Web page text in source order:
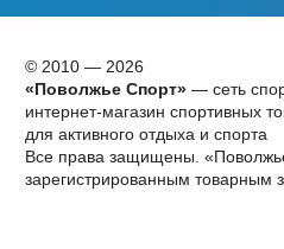
© 2010 — 2026
«Поволжье Спорт»— сеть
интернет-магазин спортивных
для активного отдыха и спорта
Все права защищены.
зарегистрированным товарным